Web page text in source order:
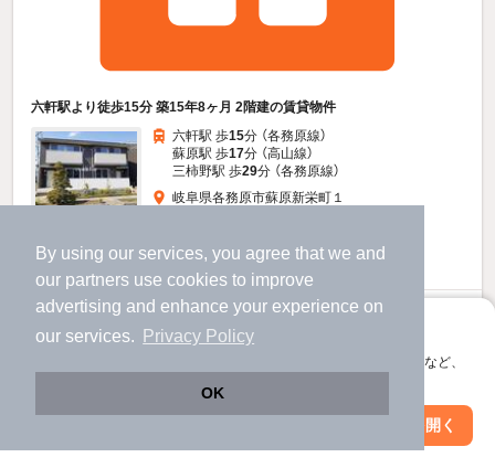
By using our services, you agree that we and
our partners use cookies to improve
advertising and enhance your experience on
our services.
Privacy Policy
OK
アプリに切り替えて、サクサクお部屋探し
会員登録なしですぐ使える。マップ検索やお気に入り保存など、
アプリを開く
六軒駅より徒歩15分 築15年8ヶ月 2階建の賃貸物件
六軒駅 歩15分 （各務原線）
蘇原駅 歩17分 （高山線）
三柿野駅 歩29分 （各務原線）
岐阜県各務原市蘇原新栄町１
駐車場あり 駐輪場あり
11
（管理費5,500円）
敷 不要 礼 55,000円
お問い合わせ（無料）
絞り込み条件を変更